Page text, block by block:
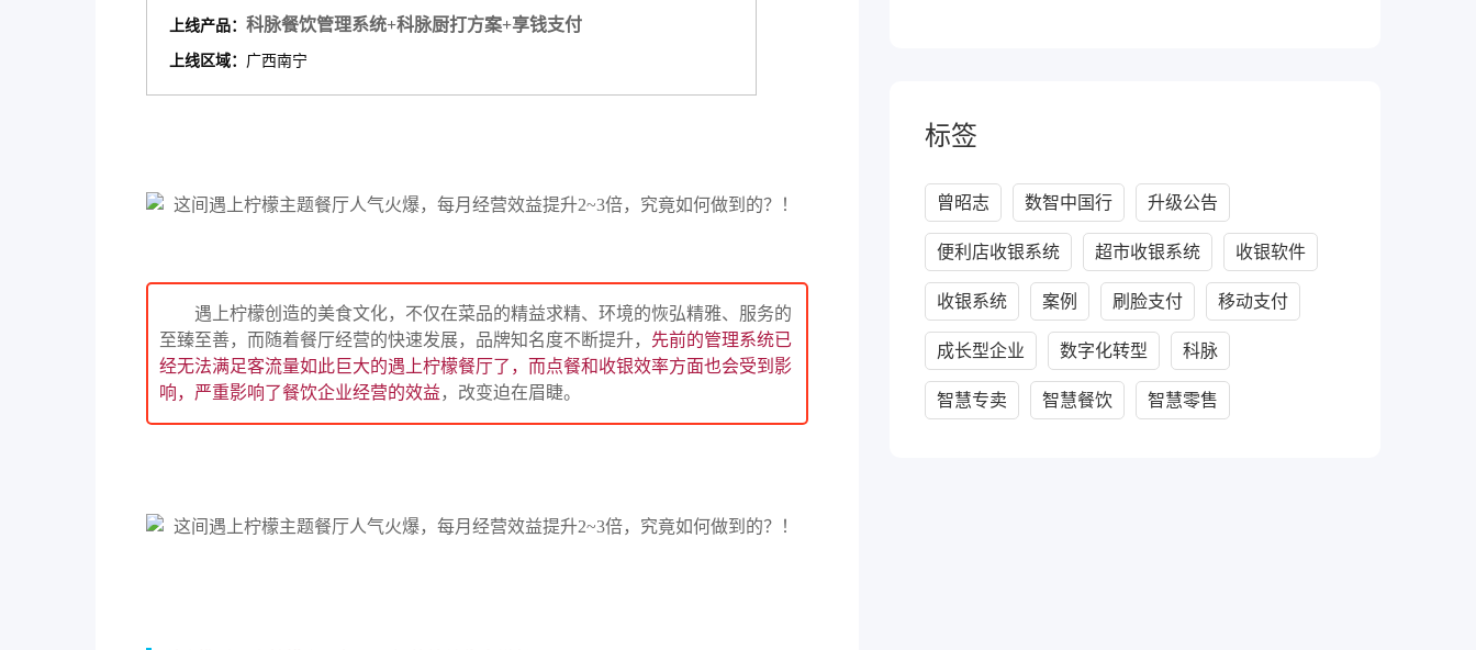
上线产品： 科脉餐饮管理系统+科脉厨打方案+享钱支付
上线区域： 广西南宁
遇上柠檬创造的美食文化，不仅在菜品的精益求精、环境的恢弘精雅、服务的
至臻至善，而随着餐厅经营的快速发展，品牌知名度不断提升， 先前的管理系统已
经无法满足客流量如此巨大的遇上柠檬餐厅了，而点餐和收银效率方面也会受到影
响，严重影响了餐饮企业经营的效益 ，改变迫在眉睫。
标签
曾昭志 数智中国行 升级公告
便利店收银系统 超市收银系统 收银软件
收银系统 案例 刷脸支付 移动支付
成长型企业 数字化转型 科脉
智慧专卖 智慧餐饮 智慧零售